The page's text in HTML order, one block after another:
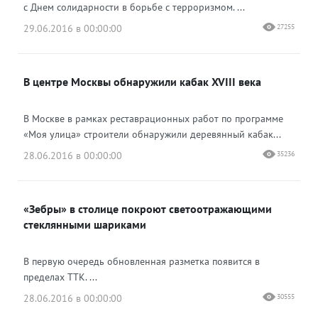
с Днем солидарности в борьбе с терроризмом. ...
29.06.2016 в 00:00:00
27255
В центре Москвы обнаружили кабак XVIII века
В Москве в рамках реставрационных работ по программе
«Моя улица» строители обнаружили деревянный кабак...
28.06.2016 в 00:00:00
35236
«Зебры» в столице покроют светоотражающими
стеклянными шариками
В первую очередь обновленная разметка появится в
пределах ТТК. ...
28.06.2016 в 00:00:00
30555